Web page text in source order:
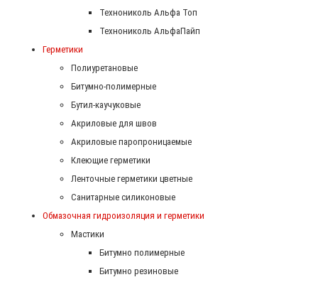
Технониколь Альфа Топ
Технониколь АльфаПайп
Герметики
Полиуретановые
Битумно-полимерные
Бутил-каучуковые
Акриловые для швов
Акриловые паропроницаемые
Клеющие герметики
Ленточные герметики цветные
Санитарные силиконовые
Обмазочная гидроизоляция и герметики
Мастики
Битумно полимерные
Битумно резиновые